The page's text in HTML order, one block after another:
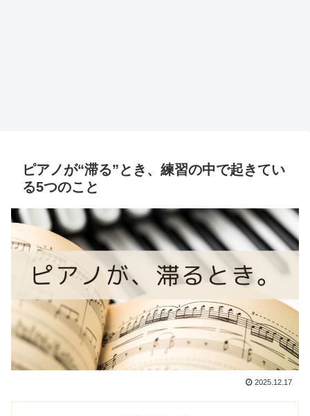
ピアノが“滞る”とき、練習の中で起きてい
る5つのこと
2025.12.17